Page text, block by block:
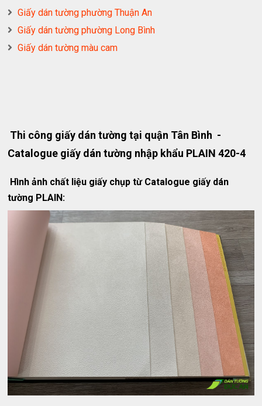
Giấy dán tường phường Thuận An
Giấy dán tường phường Long Bình
Giấy dán tường màu cam
Thi công giấy dán tường tại quận Tân Bình -
Catalogue giấy dán tường nhập khẩu PLAIN 420-4
Hình ảnh chất liệu giấy chụp từ Catalogue giấy dán
tường PLAIN: